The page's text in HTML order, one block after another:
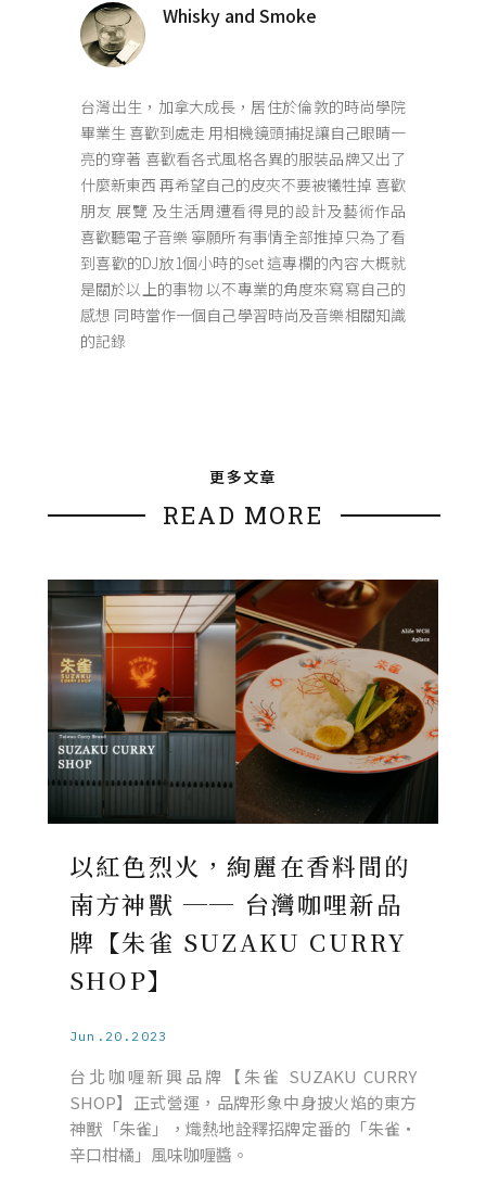
Whisky and Smoke
台灣出生，加拿大成長，居住於倫敦的時尚學院
畢業生 喜歡到處走 用相機鏡頭捕捉讓自己眼睛一
亮的穿著 喜歡看各式風格各異的服裝品牌又出了
什麼新東西 再希望自己的皮夾不要被犧牲掉 喜歡
朋友 展覽 及生活周遭看得見的設計及藝術作品
喜歡聽電子音樂 寧願所有事情全部推掉只為了看
到喜歡的DJ放1個小時的set 這專欄的內容大概就
是關於以上的事物 以不專業的角度來寫寫自己的
感想 同時當作一個自己學習時尚及音樂相關知識
的記錄
更多文章
READ MORE
以紅色烈火，絢麗在香料間的
南方神獸 ── 台灣咖哩新品
牌【朱雀 SUZAKU CURRY
SHOP】
Jun.20.2023
台北咖喱新興品牌【朱雀 SUZAKU CURRY
SHOP】正式營運，品牌形象中身披火焰的東方
神獸「朱雀」，熾熱地詮釋招牌定番的「朱雀・
辛口柑橘」風味咖喱醬。